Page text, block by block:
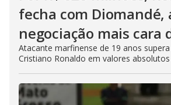
fecha com Diomandé,
negociação mais cara
Atacante marfinense de 19 anos
Cristiano Ronaldo em valores